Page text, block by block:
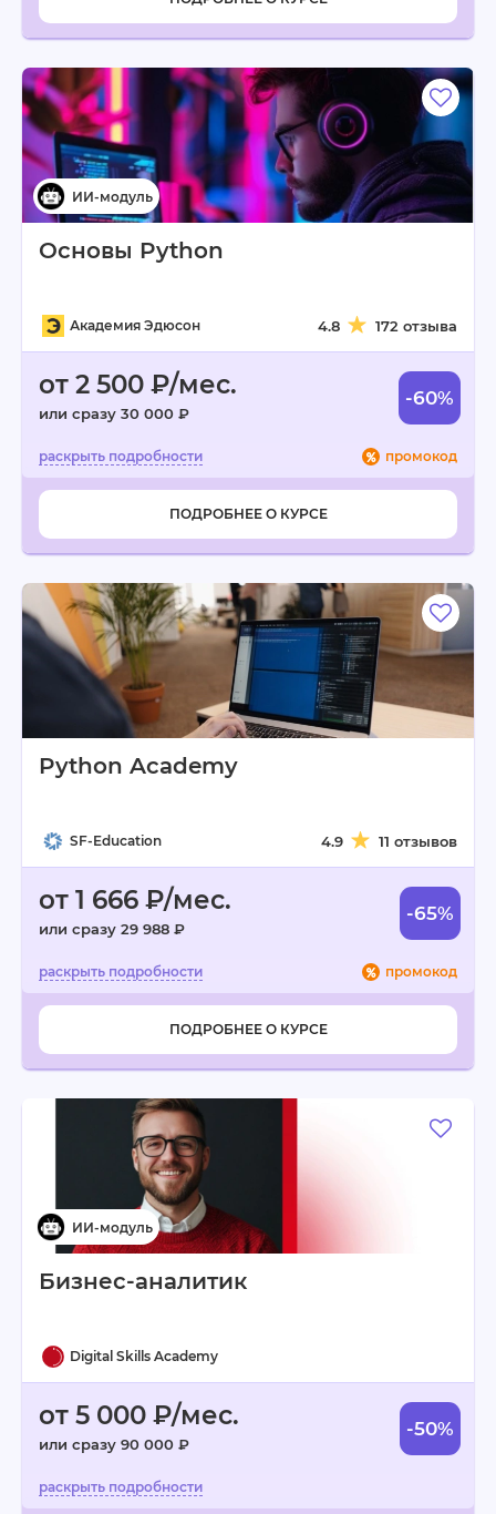
Основы Python
Академия Эдюсон 4.8 172 отзыва
от 2 500 ₽/мес.
или сразу 30 000 ₽
-60%
промокод
ПОДРОБНЕЕ О КУРСЕ
Python Academy
SF-Education 4.9 11 отзывов
от 1 666 ₽/мес.
или сразу 29 988 ₽
-65%
промокод
ПОДРОБНЕЕ О КУРСЕ
Бизнес-аналитик
Digital Skills Academy
от 5 000 ₽/мес.
или сразу 90 000 ₽
-50%